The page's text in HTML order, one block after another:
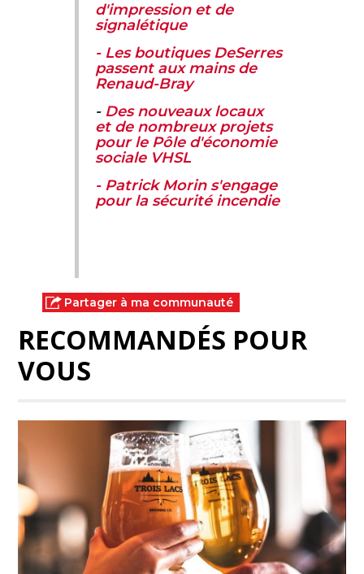
d'impression et de
signalétique
- Les boutiques DeSerres
passent aux mains de
Renaud-Bray
- Des nouveaux locaux
et de nombreux projets
pour le Pôle d'économie
sociale VHSL
-Patrick Morin s'engage
pour la sécurité incendie
Partager à ma communauté
RECOMMANDÉS POUR
VOUS